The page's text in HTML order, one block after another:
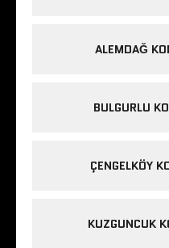
ALEMDAĞ
BULGURLU
ÇENGELKÖY
KUZGUNCUK